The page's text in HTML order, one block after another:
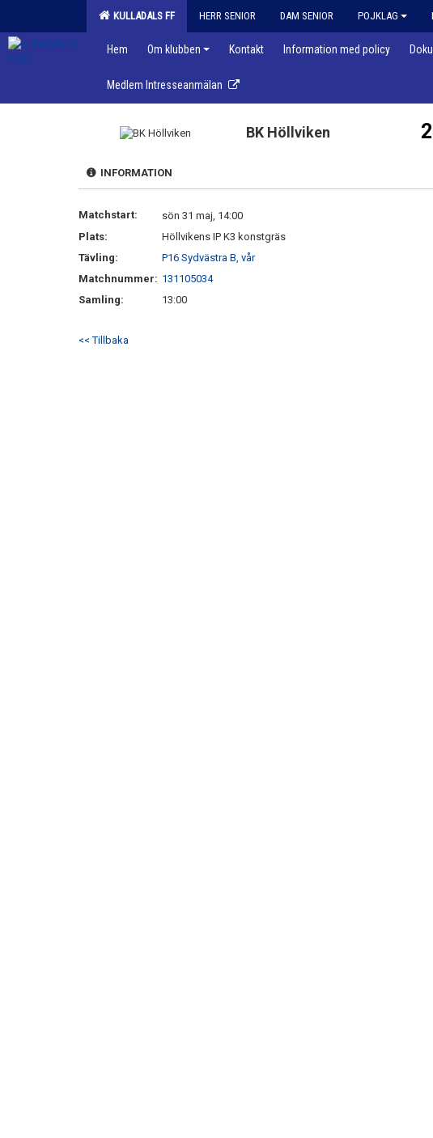
KULLADALS FF HERR SENIOR DAM SENIOR POJKLAG
Hem Om klubben Kontakt Information med policy
Medlem Intresseanmälan
BK Höllviken
INFORMATION
Matchstart:
sön 31 maj, 14:00
Plats:
Höllvikens IP K3 konstgräs
Tävling:
P16 Sydvästra B, vår
Matchnummer: 131105034
Samling:
13:00
<< Tillbaka